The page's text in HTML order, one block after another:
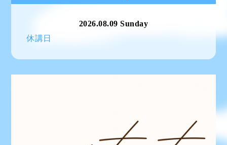
2026.08.09 Sunday
休講日